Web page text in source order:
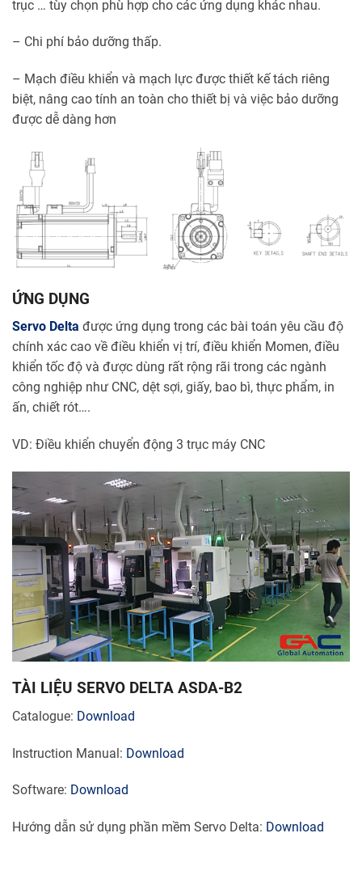
trục … tùy chọn phù hợp cho các ứng dụng khác nhau.
– Chi phí bảo dưỡng thấp.
– Mạch điều khiển và mạch lực được thiết kế tách riêng
biệt, nâng cao tính an toàn cho thiết bị và việc bảo dưỡng
được dễ dàng hơn
ỨNG DỤNG
Servo Delta được ứng dụng trong các bài toán yêu cầu độ
chính xác cao về điều khiển vị trí, điều khiển Momen, điều
khiển tốc độ và được dùng rất rộng rãi trong các ngành
công nghiệp như CNC, dệt sợi, giấy, bao bì, thực phẩm, in
ấn, chiết rót….
VD: Điều khiển chuyển động 3 trục máy CNC
TÀI LIỆU SERVO DELTA ASDA-B2
Catalogue: Download
Instruction Manual: Download
Software: Download
Hướng dẫn sử dụng phần mềm Servo Delta: Download